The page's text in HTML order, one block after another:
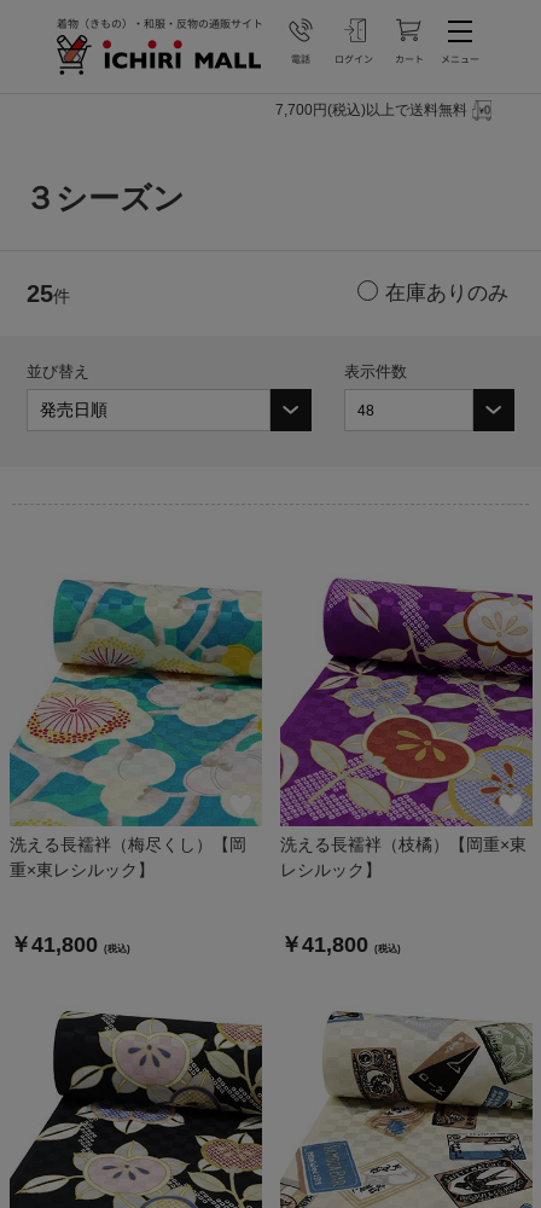
7,700円(税込)以上で送料無料
３シーズン
25件
並び替え 表示件数
洗える長襦袢（梅尽くし）【岡
重×東レシルック】
￥41,800 (税込)
洗える長襦袢（枝橘）【岡重×東
レシルック】
￥41,800 (税込)